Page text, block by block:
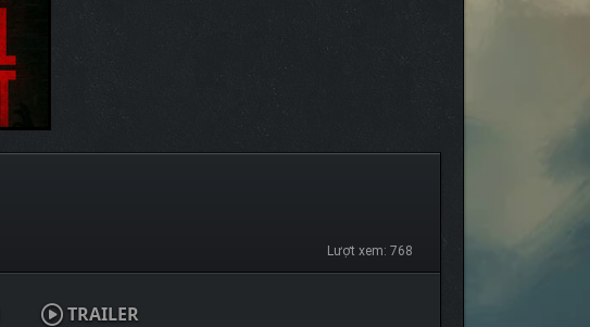
Lượt xem: 768
TRAILER